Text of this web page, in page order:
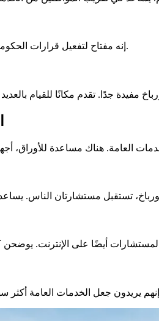
إنه مفتاح لتفعيل قرارات الحكومة محليًا. من خلال تبسيط الأوراق، يساعد الناس في حياتهم اليومية.